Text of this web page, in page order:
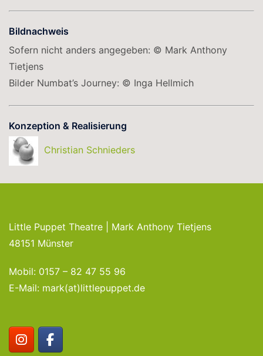
Bildnachweis
Sofern nicht anders angegeben: © Mark Anthony
Tietjens
Bilder Numbat’s Journey: © Inga Hellmich
Konzeption & Realisierung
Christian Schnieders
Little Puppet Theatre | Mark Anthony Tietjens
48151 Münster
Mobil: 0157 – 82 47 55 96
E-Mail: mark(at)littlepuppet.de